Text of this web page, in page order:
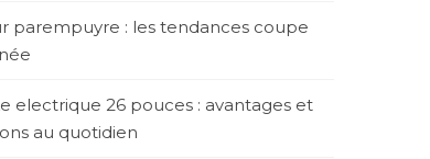
parempuyre : les tendances coupe
electrique 26 pouces : avantages et
au quotidien